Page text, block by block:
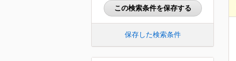
この検索条件を保存する
保存した検索条件